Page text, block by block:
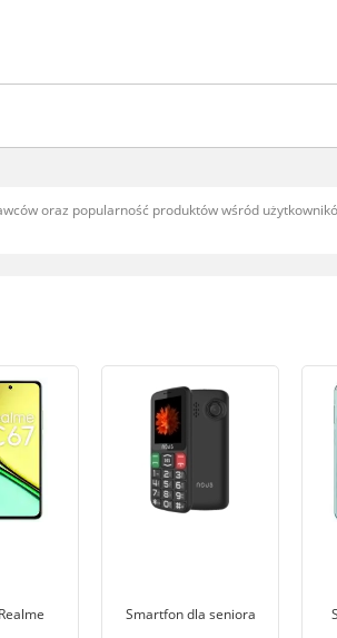
oraz popularność produktów wśród
Smartfon dla seniora